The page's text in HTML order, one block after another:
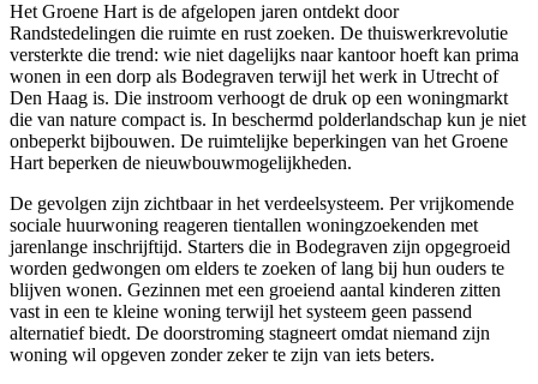
Het Groene Hart is de afgelopen jaren ontdekt door
Randstedelingen die ruimte en rust zoeken. De thuiswerkrevolutie
versterkte die trend: wie niet dagelijks naar kantoor hoeft kan prima
wonen in een dorp als Bodegraven terwijl het werk in Utrecht of
Den Haag is. Die instroom verhoogt de druk op een woningmarkt
die van nature compact is. In beschermd polderlandschap kun je niet
onbeperkt bijbouwen. De ruimtelijke beperkingen van het Groene
Hart beperken de nieuwbouwmogelijkheden.
De gevolgen zijn zichtbaar in het verdeelsysteem. Per vrijkomende
sociale huurwoning reageren tientallen woningzoekenden met
jarenlange inschrijftijd. Starters die in Bodegraven zijn opgegroeid
worden gedwongen om elders te zoeken of lang bij hun ouders te
blijven wonen. Gezinnen met een groeiend aantal kinderen zitten
vast in een te kleine woning terwijl het systeem geen passend
alternatief biedt. De doorstroming stagneert omdat niemand zijn
woning wil opgeven zonder zeker te zijn van iets beters.